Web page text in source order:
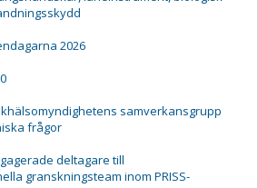
2026
samverkansgrupp
frågor
deltagare till
granskningsteam inom PRISS-